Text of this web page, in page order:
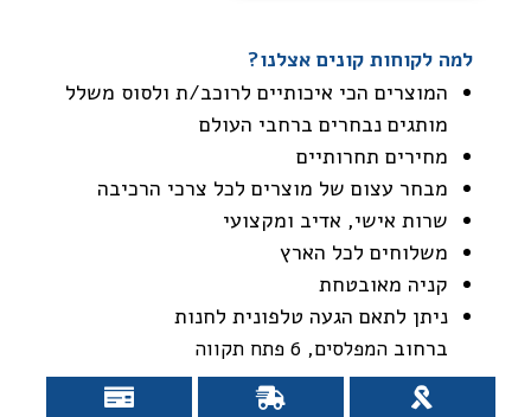
למה לקוחות קונים אצלנו?
המוצרים הכי איכותיים לרוכב/ת ולסוס משלל
מותגים נבחרים ברחבי העולם
מחירים תחרותיים
מבחר עצום של מוצרים לכל צרכי הרכיבה
שרות אישי, אדיב ומקצועי
משלוחים לכל הארץ
קניה מאובטחת
ניתן לתאם הגעה טלפונית לחנות
ברחוב המפלסים, 6 פתח תקווה